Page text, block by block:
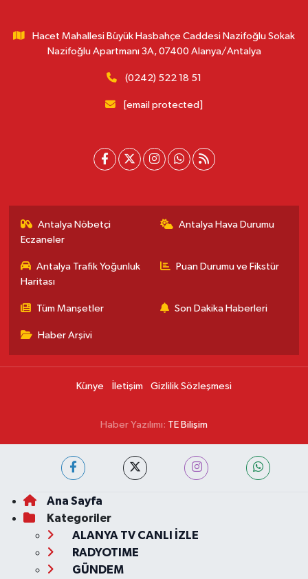
Hacet Mahallesi Büyük Hasbahçe Caddesi Nazifoğlu Sokak
Nazifoğlu Apartmanı 3A, 07400 Alanya/Antalya
(0242) 522 18 51
[email protected]
Antalya Nöbetçi
Eczaneler
Antalya Hava Durumu
Antalya Trafik Yoğunluk
Haritası
Puan Durumu ve Fikstür
Tüm Manşetler Son Dakika Haberleri
Haber Arşivi
Künye İletişim Gizlilik Sözleşmesi
Haber Yazılımı: TE Bilişim
Ana Sayfa
Kategoriler
ALANYA TV CANLI İZLE
RADYOTIME
GÜNDEM